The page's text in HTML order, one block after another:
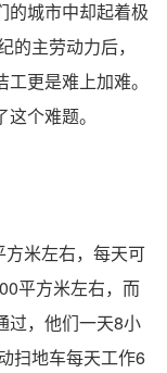
的城市中却起着极
主劳动力后，
更是难上加难。
个难题。
米左右，每天可
平方米左右，而
过，他们一天8小
扫地车每天工作6